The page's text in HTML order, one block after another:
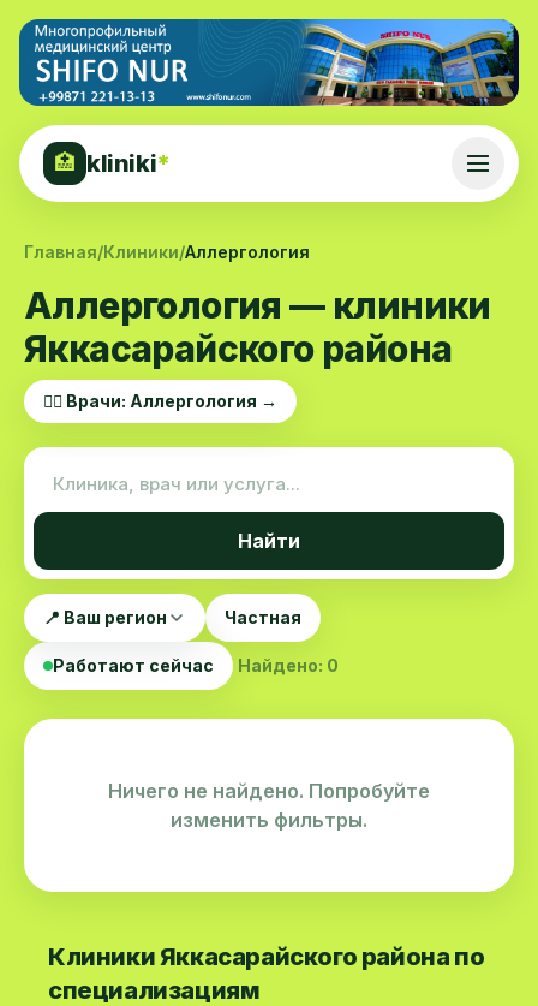
🏥 kliniki*
Главная/Клиники/Аллергология
Аллергология — клиники
Яккасарайского района
👨‍⚕️ Врачи: Аллергология →
Найти
📍 Ваш регион Частная
Работают сейчас Найдено: 0
Ничего не найдено. Попробуйте
изменить фильтры.
Клиники Яккасарайского района по
специализациям